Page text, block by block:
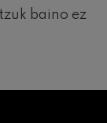
baino ez